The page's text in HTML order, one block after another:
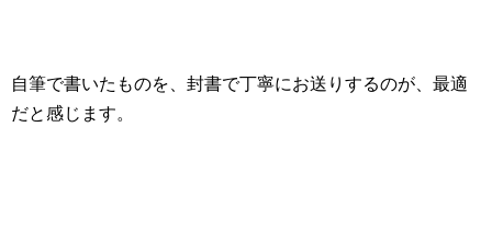
自筆で書いたものを、封書で丁寧にお送りするのが、最適
だと感じます。